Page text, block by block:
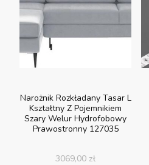
Narożnik Rozkładany Tasar L
Kształtny Z Pojemnikiem
Szary Welur Hydrofobowy
Prawostronny 127035
3069,00 zł